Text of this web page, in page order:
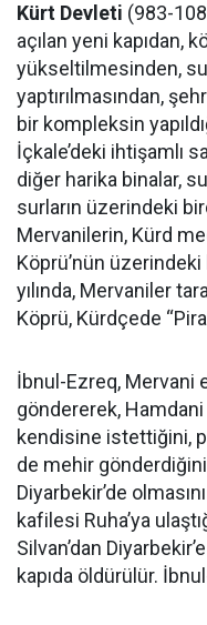
Kürt Devleti (983-
açılan yeni kapıdan,
yükseltilmesinden,
yaptırılmasından,
bir kompleksin
İçkale’deki ihtişamlı
diğer harika binalar,
surların üzerindeki
Mervanilerin, Kürd
Köprü’nün
yılında, Mervaniler
Köprü, Kürdçede “Pira
İbnul-Ezreq, Mervani
göndererek, Hamdani
kendisine istettiğini,
de mehir gönderdiğini
Diyarbekir’de
kafilesi Ruha’ya
Silvan’dan
kapıda öldürülür.